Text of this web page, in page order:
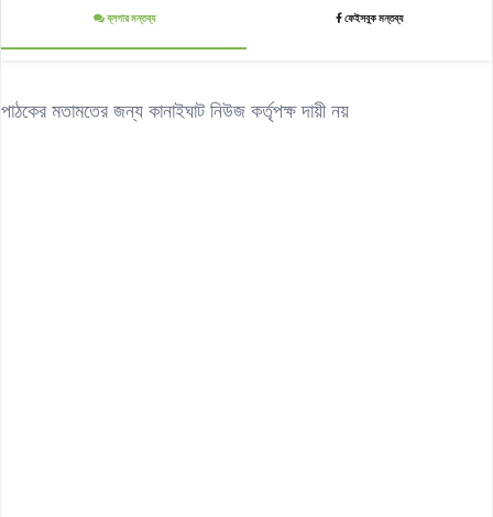
ব্লগার মন্তব্য ফেইসবুক মন্তব্য
পাঠকের মতামতের জন্য কানাইঘাট নিউজ কর্তৃপক্ষ দায়ী নয়